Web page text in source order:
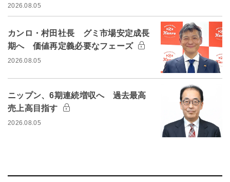
2026.08.05
カンロ・村田社長 グミ市場安定成長
期へ 価値再定義必要なフェーズ
2026.08.05
ニップン、6期連続増収へ 過去最高
売上高目指す
2026.08.05